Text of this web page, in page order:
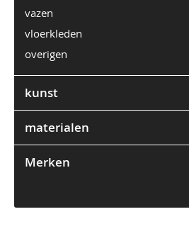
vazen
vloerkleden
overigen
kunst
materialen
Merken